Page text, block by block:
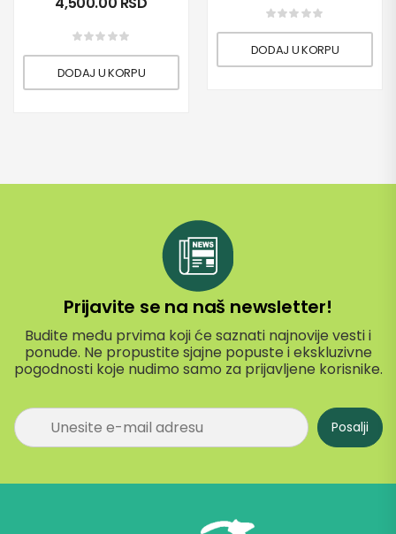
DODAJ U KORPU
DODAJ U KORPU
Prijavite se na naš newsletter!
Budite među prvima koji će saznati najnovije vesti i
ponude. Ne propustite sjajne popuste i ekskluzivne
pogodnosti koje nudimo samo za prijavljene korisnike.
P
r
a
Posalji